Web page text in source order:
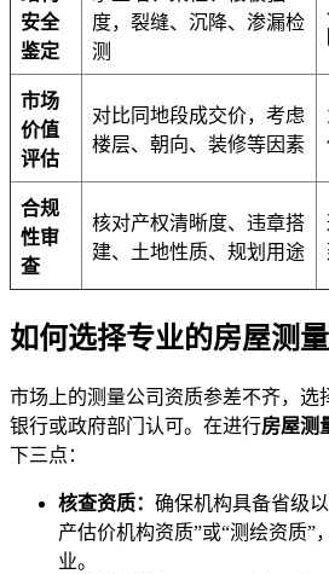
安全
鉴定
度，裂缝、沉降、渗漏检
测
市场
价值
评估
对比同地段成交价，考虑
楼层、朝向、装修等因素
合规
性审
查
核对产权清晰度、违章搭
建、土地性质、规划用途
如何选择专业的房屋测量
市场上的测量公司资质参差不齐，选
银行或政府部门认可。在进行房屋测
下三点：
核查资质： 确保机构具备省级
产估价机构资质”或“测绘资质”
业。